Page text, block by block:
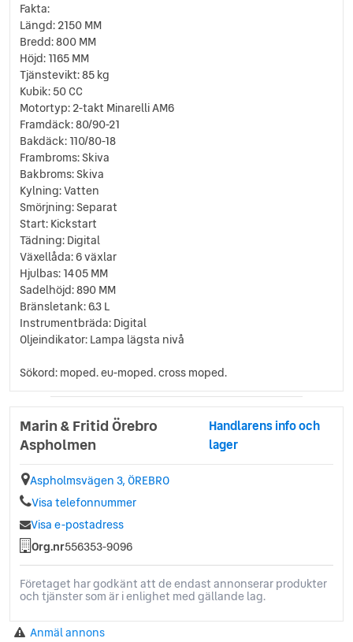
Fakta:
Längd: 2150 MM
Bredd: 800 MM
Höjd: 1165 MM
Tjänstevikt: 85 kg
Kubik: 50 CC
Motortyp: 2-takt Minarelli AM6
Framdäck: 80/90-21
Bakdäck: 110/80-18
Frambroms: Skiva
Bakbroms: Skiva
Kylning: Vatten
Smörjning: Separat
Start: Kickstart
Tädning: Digital
Växellåda: 6 växlar
Hjulbas: 1405 MM
Sadelhöjd: 890 MM
Bränsletank: 6.3 L
Instrumentbräda: Digital
Oljeindikator: Lampa lägsta nivå
Sökord: moped. eu-moped. cross moped.
Marin & Fritid Örebro
Aspholmen
Handlarens info och
lager
Aspholmsvägen 3, ÖREBRO
Visa telefonnummer
Visa e-postadress
Org.nr556353-9096
Företaget har godkänt att de endast annonserar produkter
och tjänster som är i enlighet med gällande lag.
Anmäl annons